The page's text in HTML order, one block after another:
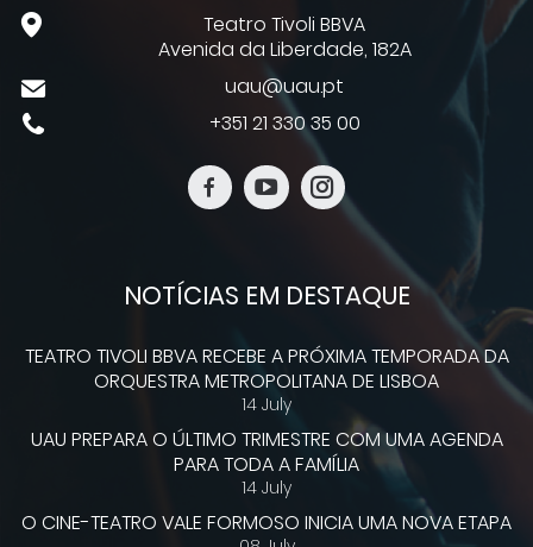
Teatro Tivoli BBVA
Avenida da Liberdade, 182A
uau@uau.pt
+351 21 330 35 00
NOTÍCIAS EM DESTAQUE
TEATRO TIVOLI BBVA RECEBE A PRÓXIMA TEMPORADA DA
ORQUESTRA METROPOLITANA DE LISBOA
14 July
UAU PREPARA O ÚLTIMO TRIMESTRE COM UMA AGENDA
PARA TODA A FAMÍLIA
14 July
O CINE-TEATRO VALE FORMOSO INICIA UMA NOVA ETAPA